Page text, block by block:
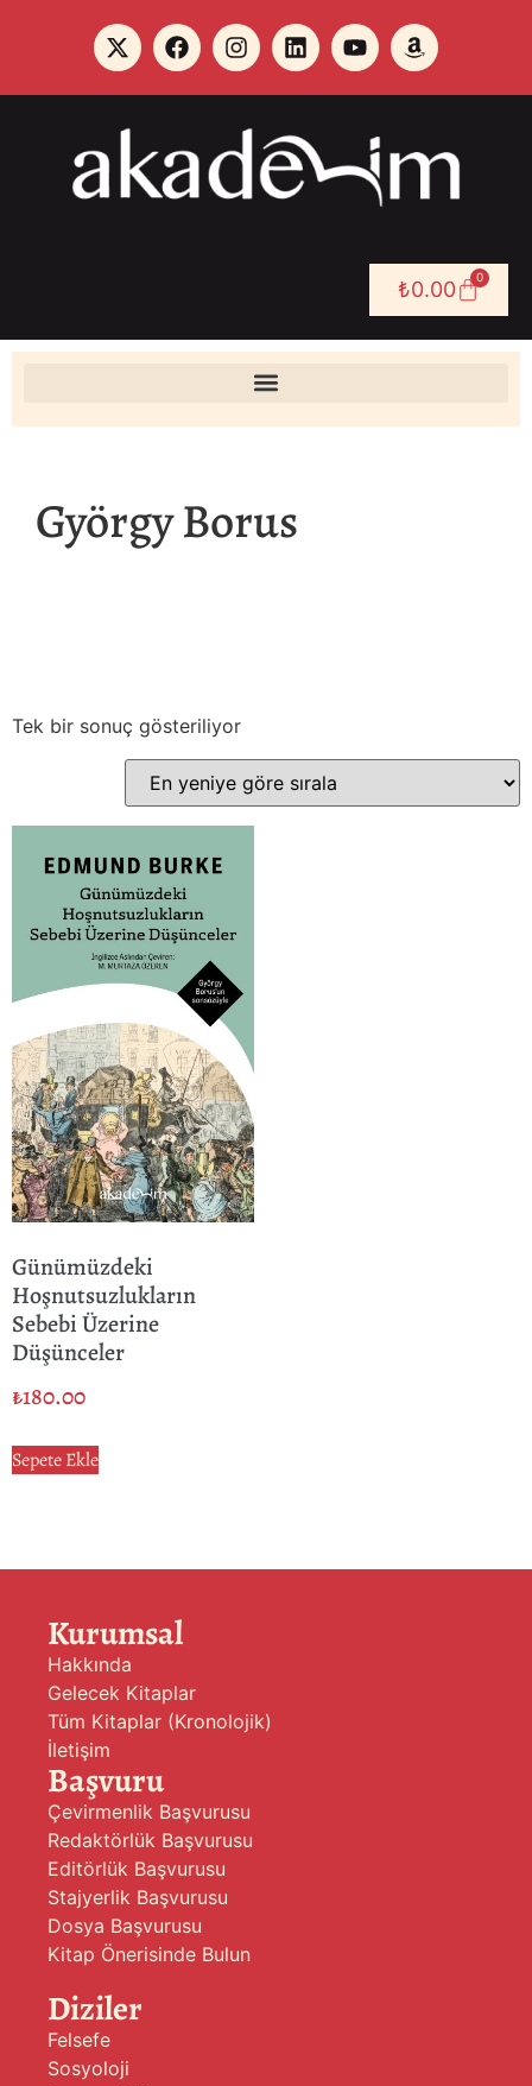
₺0.00 0
György Borus
Tek bir sonuç gösteriliyor
Günümüzdeki
Hoşnutsuzlukların
Sebebi Üzerine
Düşünceler
₺180.00
Sepete Ekle
Kurumsal
Hakkında
Gelecek Kitaplar
Tüm Kitaplar (Kronolojik)
İletişim
Başvuru
Çevirmenlik Başvurusu
Redaktörlük Başvurusu
Editörlük Başvurusu
Stajyerlik Başvurusu
Dosya Başvurusu
Kitap Önerisinde Bulun
Diziler
Felsefe
Sosyoloji